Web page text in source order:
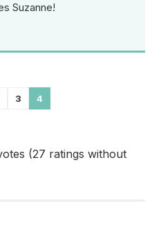
Suzanne!
3 4
(27 ratings without